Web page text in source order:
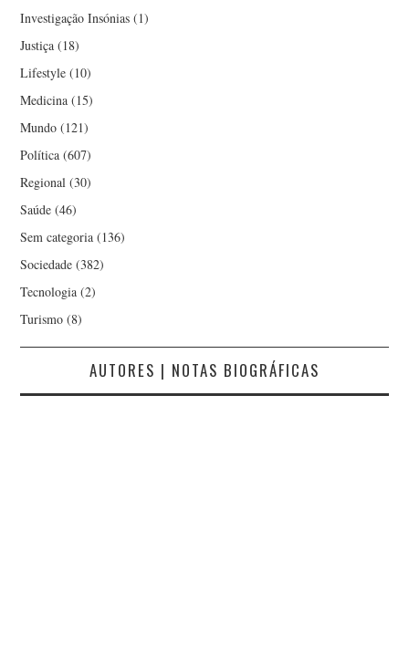
Investigação Insónias (1)
Justiça (18)
Lifestyle (10)
Medicina (15)
Mundo (121)
Política (607)
Regional (30)
Saúde (46)
Sem categoria (136)
Sociedade (382)
Tecnologia (2)
Turismo (8)
AUTORES | NOTAS BIOGRÁFICAS